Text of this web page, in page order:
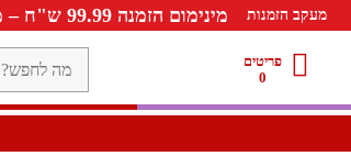
מעקב הזמנות מינימום הזמנה 99.99 ש"ח – משלוח חינם ברכישה מעל 249.99ש"ח
פריטים
0
לחפש?